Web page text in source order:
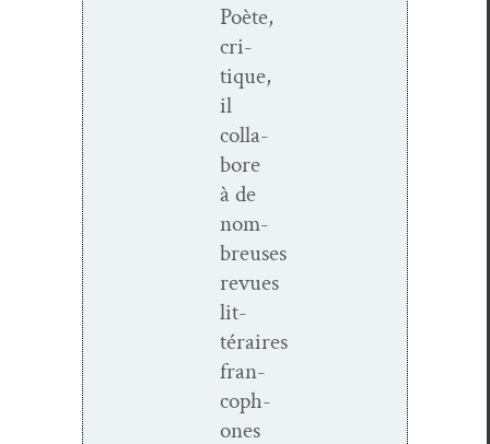
Poète,
cri­
tique,
il
col­la­
bore
à de
nom­
breuses
revues
lit­
téraires
fran­
coph­
o­nes